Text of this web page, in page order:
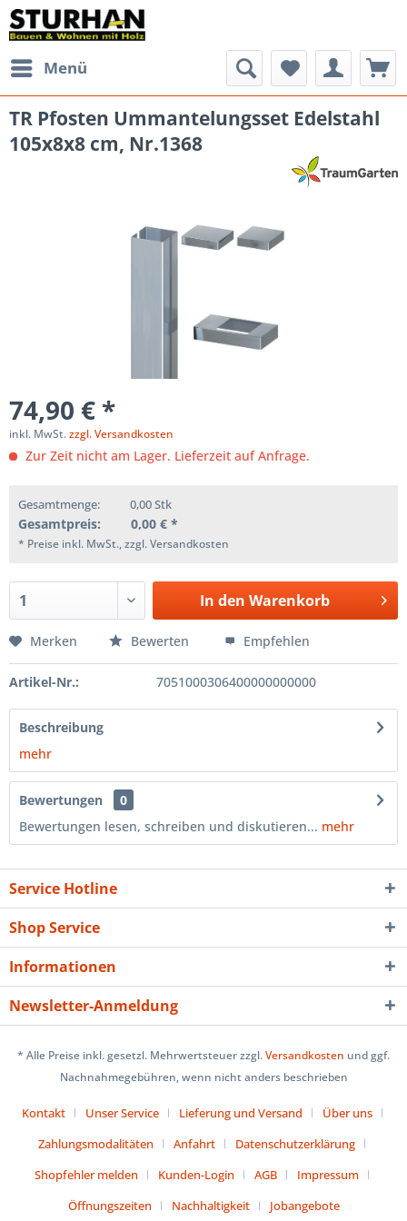
Menü
TR Pfosten Ummantelungsset Edelstahl
105x8x8 cm, Nr.1368
74,90 € *
inkl. MwSt.zzgl. Versandkosten
Zur Zeit nicht am Lager. Lieferzeit auf Anfrage.
Gesamtmenge: 0,00Stk
Gesamtpreis: 0,00 € *
* Preise inkl. MwSt., zzgl. Versandkosten
In den Warenkorb
Merken Bewerten Empfehlen
Artikel-Nr.: 7051000306400000000000
Beschreibung
mehr
Bewertungen
0
Bewertungen lesen, schreiben und diskutieren... mehr
Service Hotline
Shop Service
Informationen
Newsletter-Anmeldung
* Alle Preise inkl. gesetzl. Mehrwertsteuer zzgl.Versandkosten und ggf.
Nachnahmegebühren, wenn nicht anders beschrieben
Kontakt Unser Service Lieferung und Versand
Über uns
Zahlungsmodalitäten
Anfahrt
Datenschutzerklärung
Shopfehler melden
Kunden-Login AGB
Impressum
Öffnungszeiten
Nachhaltigkeit Jobangebote